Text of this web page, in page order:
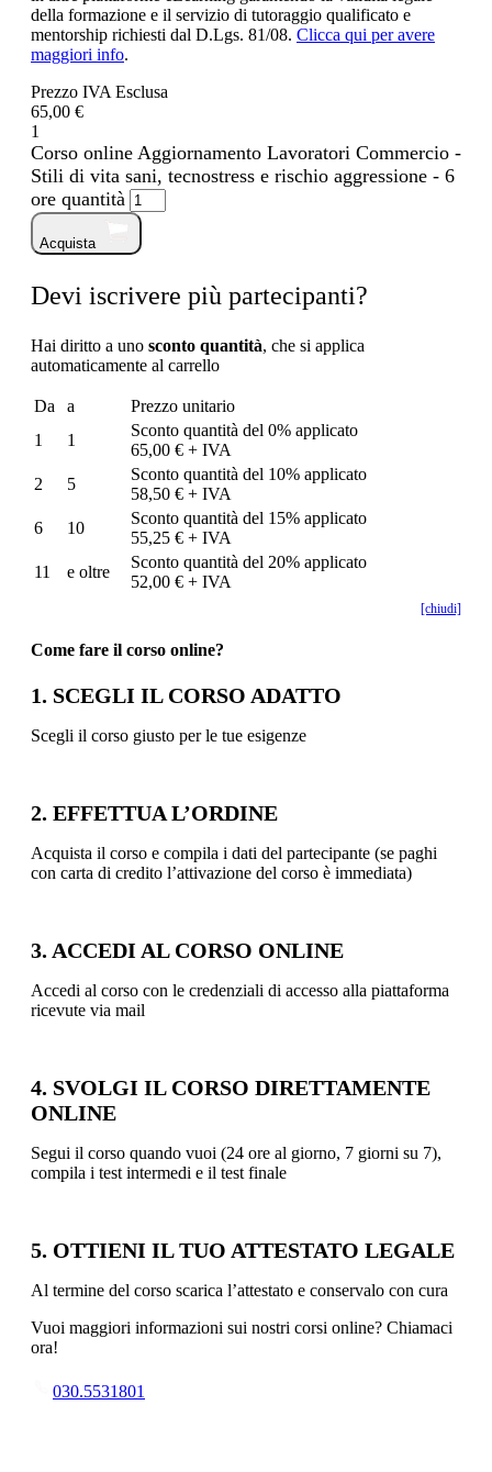
della formazione e il servizio di tutoraggio qualificato e
mentorship richiesti dal D.Lgs. 81/08. Clicca qui per avere
maggiori info.
Prezzo IVA Esclusa
65,00 €
1
Corso online Aggiornamento Lavoratori Commercio -
Stili di vita sani, tecnostress e rischio aggressione - 6
ore quantità
Acquista
Devi iscrivere più partecipanti?
Hai diritto a uno sconto quantità, che si applica
automaticamente al carrello
Da a
Prezzo unitario
1
1
Sconto quantità del 0% applicato
65,00 € + IVA
2
5
Sconto quantità del 10% applicato
58,50 € + IVA
6
10
Sconto quantità del 15% applicato
55,25 € + IVA
11
e oltre
Sconto quantità del 20% applicato
52,00 € + IVA
[chiudi]
Come fare il corso online?
1. SCEGLI IL CORSO ADATTO
Scegli il corso giusto per le tue esigenze
2. EFFETTUA L’ORDINE
Acquista il corso e compila i dati del partecipante (se paghi
con carta di credito l’attivazione del corso è immediata)
3. ACCEDI AL CORSO ONLINE
Accedi al corso con le credenziali di accesso alla piattaforma
ricevute via mail
4. SVOLGI IL CORSO DIRETTAMENTE
ONLINE
Segui il corso quando vuoi (24 ore al giorno, 7 giorni su 7),
compila i test intermedi e il test finale
5. OTTIENI IL TUO ATTESTATO LEGALE
Al termine del corso scarica l’attestato e conservalo con cura
Vuoi maggiori informazioni sui nostri corsi online? Chiamaci
ora!
030.5531801